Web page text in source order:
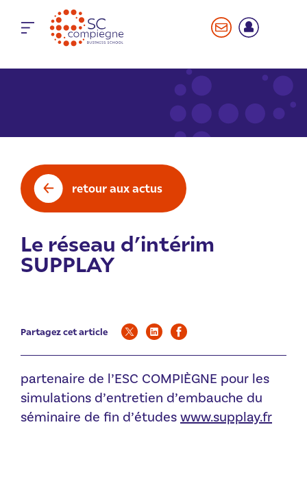
retour aux actus
Le réseau d’intérim
SUPPLAY
Partagez cet article
partenaire de l’ESC COMPIÈGNE pour les
simulations d’entretien d’embauche du
séminaire de fin d’étudeswww.supplay.fr